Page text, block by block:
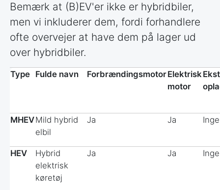
Bemærk at (B)EV'er ikke er hybridbiler,
men vi inkluderer dem, fordi forhandlere
ofte overvejer at have dem på lager ud
over hybridbiler.
Type Fulde navn ForbrændingsmotorElektrisk
motor
MHEVMild hybrid
elbil
Ja Ja
HEV
Hybrid
elektrisk
køretøj
Ja Ja